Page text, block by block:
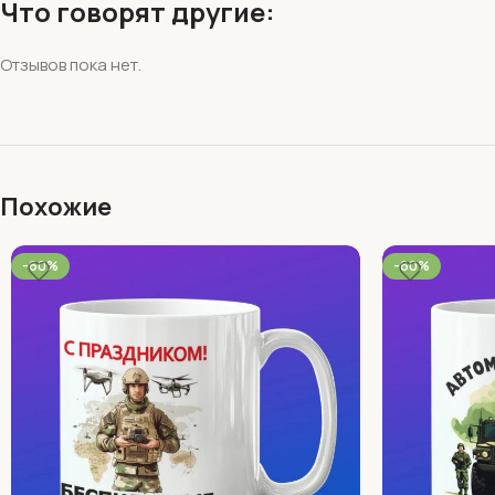
Что говорят другие:
Отзывов пока нет.
Похожие
-60% -60%